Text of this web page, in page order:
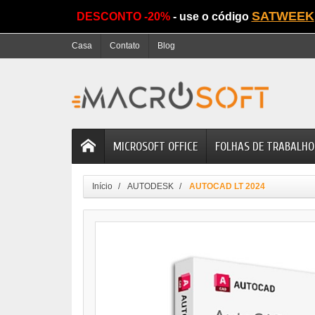
DESCONTO -20% - use o código SATWEEK
Casa Contato Blog
MICROSOFT OFFICE FOLHAS DE TRABALHO
Início AUTODESK AUTOCAD LT 2024